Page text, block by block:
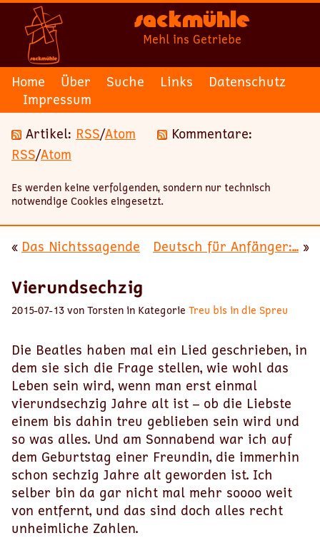
Sackmühle
Mehl ins Getriebe
Home Über Suche Links
Datenschutz
Impressum
Artikel: RSS/Atom
Kommentare:
RSS/Atom
Es werden keine verfolgenden, sondern nur technisch
notwendige Cookies eingesetzt.
« Das Nichtssagende Deutsch für Anfänger:... »
Vierundsechzig
2015-07-13 von Torsten in Kategorie Treu bis in die Spreu
Die Beatles haben mal ein Lied geschrieben, in
dem sie sich die Frage stellen, wie wohl das
Leben sein wird, wenn man erst einmal
vierundsechzig Jahre alt ist – ob die Liebste
einem bis dahin treu geblieben sein wird und
so was alles. Und am Sonnabend war ich auf
dem Geburtstag einer Freundin, die immerhin
schon sechzig Jahre alt geworden ist. Ich
selber bin da gar nicht mal mehr soooo weit
von entfernt, und das sind doch alles recht
unheimliche Zahlen.